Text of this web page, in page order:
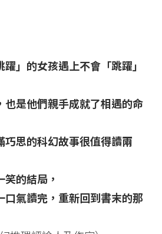
」的女孩遇上不會「跳躍」
也是他們親手成就了相遇的命
巧思的科幻故事很值得讀兩
的結局，
口氣讀完，重新回到書末的那